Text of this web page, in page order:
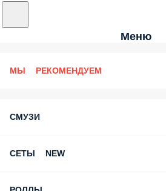
Меню
МЫ РЕКОМЕНДУЕМ
СМУЗИ
СЕТЫ NEW